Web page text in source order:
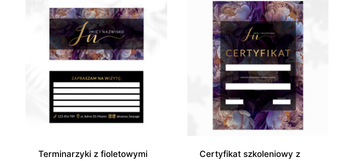
Terminarzyki z fioletowymi
Certyfikat szkoleniowy z